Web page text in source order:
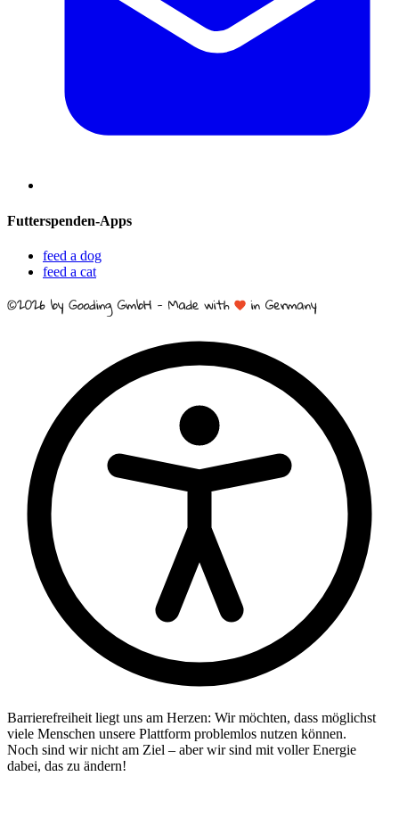
Futterspenden-Apps
feed a dog
feed a cat
Barrierefreiheit liegt uns am Herzen: Wir möchten, dass möglichst
viele Menschen unsere Plattform problemlos nutzen können.
Noch sind wir nicht am Ziel – aber wir sind mit voller Energie
dabei, das zu ändern!